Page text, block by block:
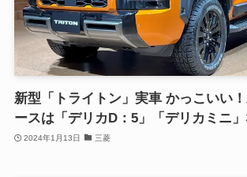
新型「トライトン」実車 かっこいい
ースは「デリカD：5」「デリカミニ
2024年1月13日 三菱